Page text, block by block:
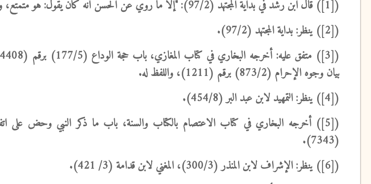
([1]) قال ابن رشد في بداية المجتهد (97/2): "إلا ما روي عن الحسن أنه كان يقول: هو متمتع، وإن عاد إلى بلده ولم يحج".
([2]) ينظر: بداية المجتهد (97/2).
بيان وجوه الإحرام (873/2) برقم (1211)، واللفظ له.
([4]) ينظر: التمهيد لابن عبد البر (454/8).
(7343).
([6]) ينظر: الإشراف لابن المنذر (300/3)، المغني لابن قدامة (3/ 421).